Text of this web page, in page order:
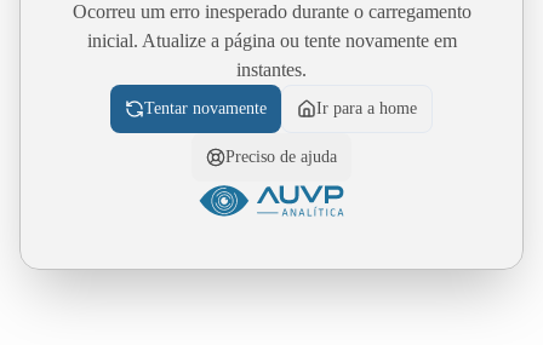
Ocorreu um erro inesperado durante o carregamento
inicial. Atualize a página ou tente novamente em
instantes.
Tentar novamente Ir para a home
Preciso de ajuda